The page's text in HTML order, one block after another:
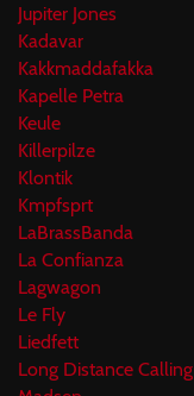
Jupiter Jones
Kadavar
Kakkmaddafakka
Kapelle Petra
Keule
Killerpilze
Klontik
Kmpfsprt
LaBrassBanda
La Confianza
Lagwagon
Le Fly
Liedfett
Long Distance Calling